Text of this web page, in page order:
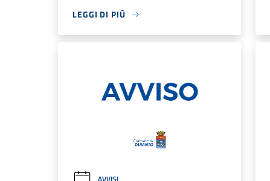
LEGGI DI PIÙ
AVVISI